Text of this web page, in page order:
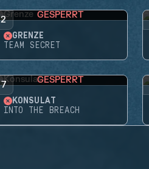
2 GESPERRT
GRENZE
TEAM SECRET
7 GESPERRT
KONSULAT
INTO THE BREACH